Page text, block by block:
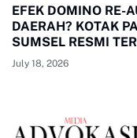
EFEK DOMINO RE-
DAERAH? KOTAK
SUMSEL RESMI
July 18, 2026